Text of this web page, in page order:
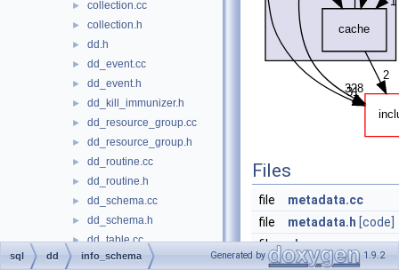
► collection.cc
► collection.h
► dd.h
► dd_event.cc
► dd_event.h
► dd_kill_immunizer.h
► dd_resource_group.cc
► dd_resource_group.h
► dd_routine.cc
► dd_routine.h
► dd_schema.cc
► dd_schema.h
► dd_table.cc
► dd_table.h
Files
file
metadata.cc
file
metadata.h [code]
file show.cc
file show.h[code]
sql dd info_schema Generated by 1.9.2